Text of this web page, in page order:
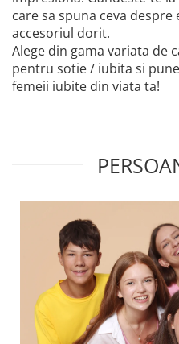
care sa spuna ceva
accesoriul dorit.
Alege din gama variata de
pentru sotie / iubita si
femeii iubite din viata ta!